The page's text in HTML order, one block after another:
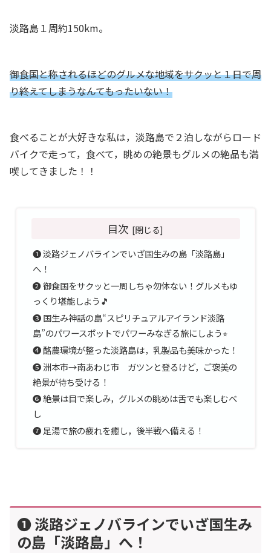
淡路島１周約150km。
御食国と称されるほどのグルメな地域をサクッと１日で周
り終えてしまうなんてもったいない！
食べることが大好きな私は，淡路島で２泊しながらロード
バイクで走って，食べて，眺めの絶景もグルメの絶品も満
喫してきました！！
目次
❶ 淡路ジェノバラインでいざ国生みの島「淡路島」
へ！
❷ 御食国をサクッと一周しちゃ勿体ない！グルメもゆ
っくり堪能しよう🎵
❸ 国生み神話の島“スピリチュアルアイランド淡路
島”のパワースポットでパワーみなぎる旅にしよう⭐︎
❹ 酪農環境が整った淡路島は，乳製品も美味かった！
❺ 洲本市→南あわじ市 ガツンと登るけど，ご褒美の
絶景が待ち受ける！
❻ 絶景は目で楽しみ，グルメの眺めは舌でも楽しむべ
し
❼ 足湯で旅の疲れを癒し，後半戦へ備える！
❶ 淡路ジェノバラインでいざ国生み
の島「淡路島」へ！